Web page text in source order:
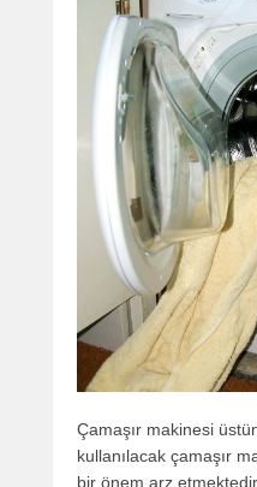
Çamaşır makinesi
kullanılacak çamaşır
bir önem arz